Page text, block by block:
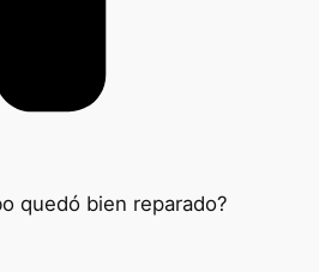
quedó bien reparado?